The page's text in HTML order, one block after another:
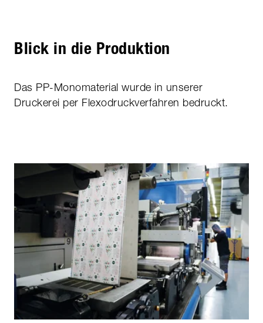
Blick in die Produktion
Das PP-Monomaterial wurde in unserer
Druckerei per Flexodruckverfahren bedruckt.